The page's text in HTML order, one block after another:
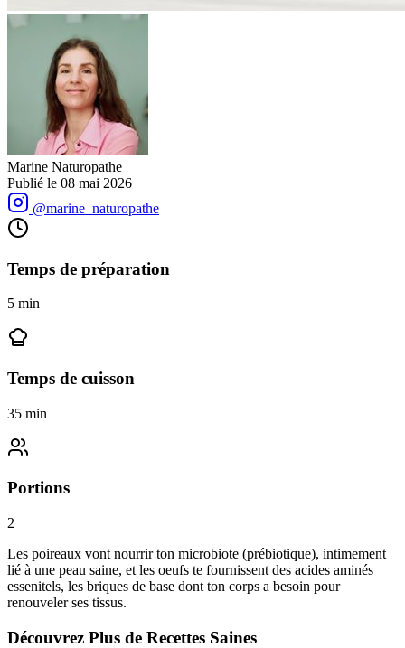
Marine Naturopathe
Publié le 08 mai 2026
@marine_naturopathe
Temps de préparation
5 min
Temps de cuisson
35 min
Portions
2
Les poireaux vont nourrir ton microbiote (prébiotique), intimement
lié à une peau saine, et les oeufs te fournissent des acides aminés
essenitels, les briques de base dont ton corps a besoin pour
renouveler ses tissus.
Découvrez Plus de Recettes Saines